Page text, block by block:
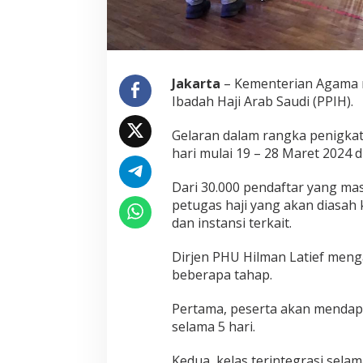
H
A
r
S
a
d
i
d
A
s
r
a
a
H
i
P
Jakarta – Kementerian
Ibadah Haji Arab Saudi (PPIH).
Gelaran dalam rangka
hari mulai 19 – 28 Maret 2024
Dari 30.000 pendaftar yang
petugas haji yang akan
dan instansi terkait.
Dirjen PHU Hilman Latief
beberapa tahap.
Pertama, peserta akan
selama 5 hari.